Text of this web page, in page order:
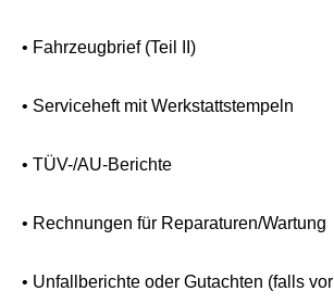
• Fahrzeugbrief (Teil II)
• Serviceheft mit Werkstattstempeln
• TÜV-/AU-Berichte
• Rechnungen für Reparaturen/Wartung
• Unfallberichte oder Gutachten (falls